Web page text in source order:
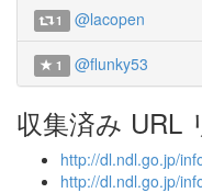
1 @lacopen
1 @flunky53
収集済み URL
http://dl.ndl.go.jp/
http://dl.ndl.go.jp/